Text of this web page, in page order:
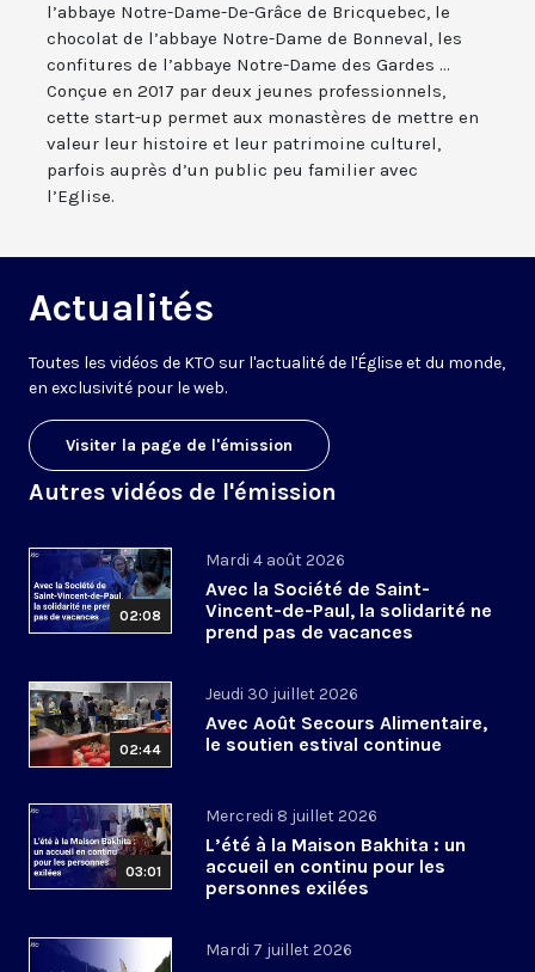
l’abbaye Notre-Dame-De-Grâce de Bricquebec, le
chocolat de l’abbaye Notre-Dame de Bonneval, les
confitures de l’abbaye Notre-Dame des Gardes ...
Conçue en 2017 par deux jeunes professionnels,
cette start-up permet aux monastères de mettre en
valeur leur histoire et leur patrimoine culturel,
parfois auprès d’un public peu familier avec
l’Eglise.
Actualités
Toutes les vidéos de KTO sur l'actualité de l'Église et du monde,
en exclusivité pour le web.
Visiter la page de l'émission
Autres vidéos de l'émission
02:08
Mardi 4 août 2026
Avec la Société de Saint-
Vincent-de-Paul, la solidarité ne
prend pas de vacances
02:44
Jeudi 30 juillet 2026
Avec Août Secours Alimentaire,
le soutien estival continue
03:01
Mercredi 8 juillet 2026
L’été à la Maison Bakhita : un
accueil en continu pour les
personnes exilées
Mardi 7 juillet 2026